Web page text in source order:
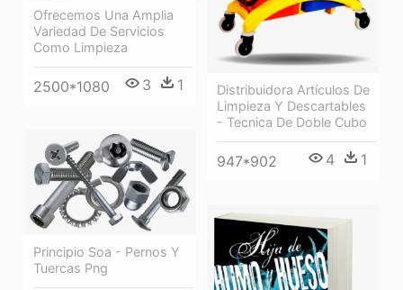
Distribuidora Artículos De
Limpieza Y Descartables
- Tecnica De Doble Cubo
947*902 4 1
Ofrecemos Una Amplia
Variedad De Servicios
Como Limpieza
2500*1080 3 1
Principio Soa - Pernos Y
Tuercas Png